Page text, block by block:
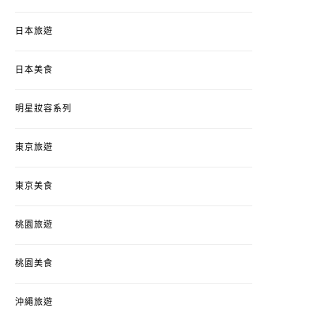
日本旅遊
日本美食
明星妝容系列
東京旅遊
東京美食
桃園旅遊
桃園美食
沖繩旅遊